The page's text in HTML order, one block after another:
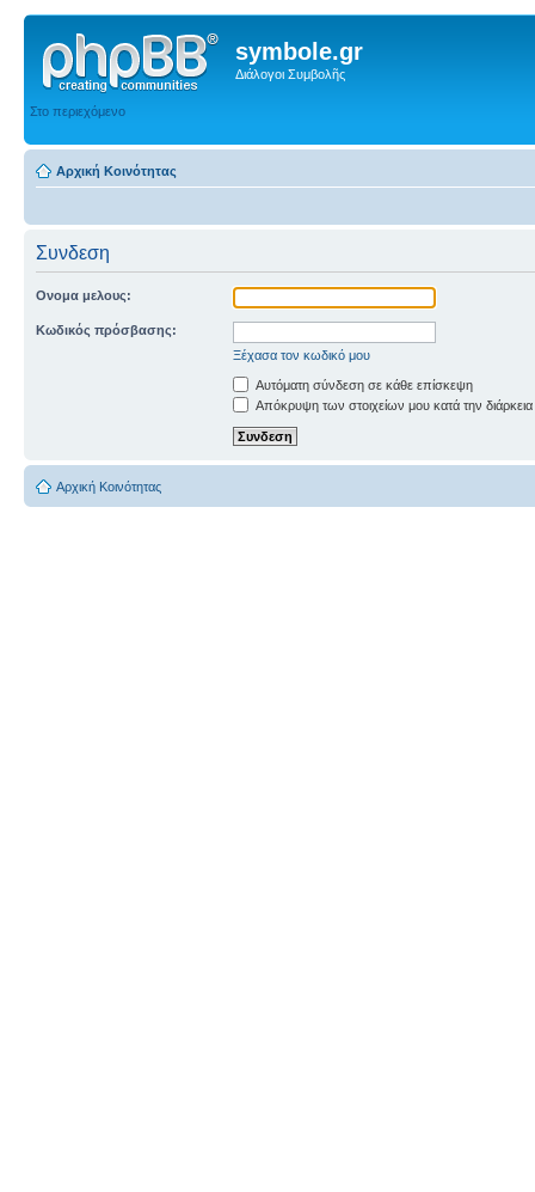
symbole.gr
Διάλογοι Συμβολῆς
Στο περιεχόμενο
Αρχική Κοινότητας
Συνδεση
Ονομα μελους:
Κωδικός πρόσβασης:
Ξέχασα τον κωδικό μου
Αυτόματη σύνδεση σε κάθε επίσκεψη
Απόκρυψη των στοιχείων μου κατά την
Αρχική Κοινότητας